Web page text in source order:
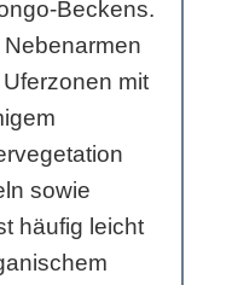
Beckens.
mit
sowie
häufig leicht